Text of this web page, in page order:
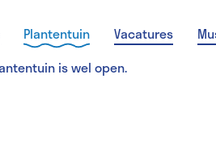
Plantentuin Vacatures
is wel open.